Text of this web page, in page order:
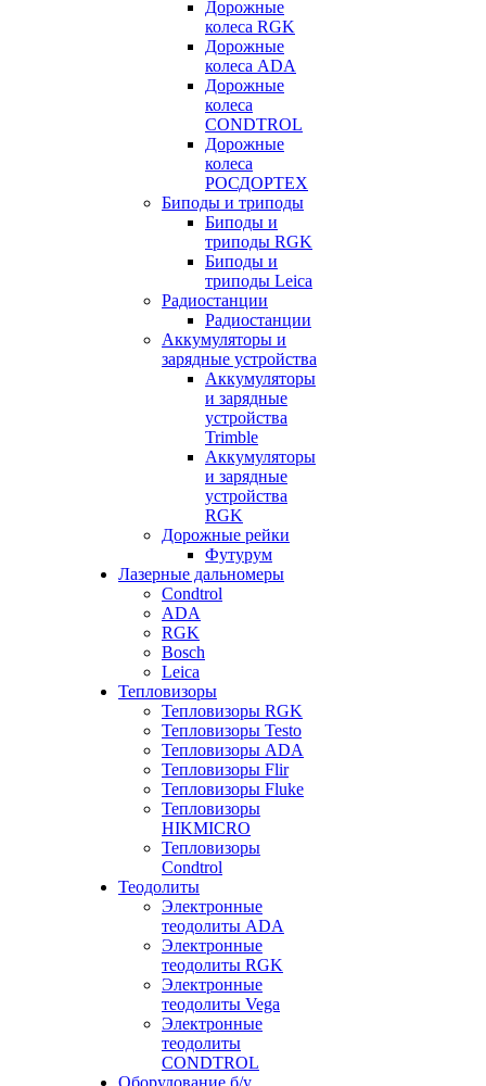
Дорожные
колеса RGK
Дорожные
колеса ADA
Дорожные
колеса
CONDTROL
Дорожные
колеса
РОСДОРТЕХ
Биподы и триподы
Биподы и
триподы RGK
Биподы и
триподы Leica
Радиостанции
Радиостанции
Аккумуляторы и
зарядные устройства
Аккумуляторы
и зарядные
устройства
Trimble
Аккумуляторы
и зарядные
устройства
RGK
Дорожные рейки
Футурум
Лазерные дальномеры
Condtrol
ADA
RGK
Bosch
Leica
Тепловизоры
Тепловизоры RGK
Тепловизоры Testo
Тепловизоры ADA
Тепловизоры Flir
Тепловизоры Fluke
Тепловизоры
HIKMICRO
Тепловизоры
Condtrol
Теодолиты
Электронные
теодолиты ADA
Электронные
теодолиты RGK
Электронные
теодолиты Vega
Электронные
теодолиты
CONDTROL
Оборудование б/у